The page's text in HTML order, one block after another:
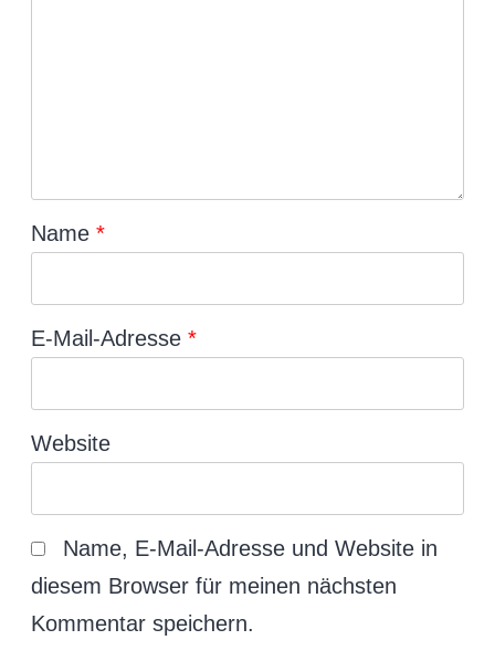
Name *
E-Mail-Adresse *
Website
Name, E-Mail-Adresse und Website in
diesem Browser für meinen nächsten
Kommentar speichern.